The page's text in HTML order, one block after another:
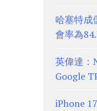
哈塞特
會率為
英偉達
Google
iPhone